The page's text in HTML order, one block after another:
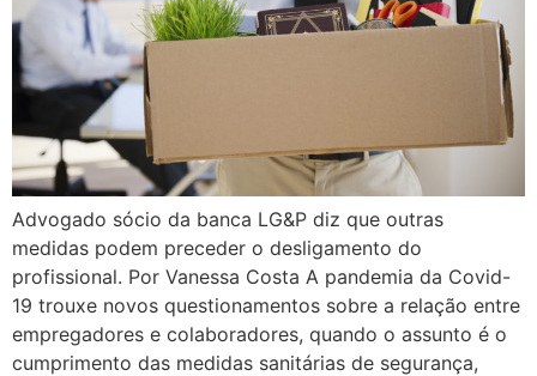
Advogado sócio da banca LG&P diz que outras
medidas podem preceder o desligamento do
profissional. Por Vanessa Costa A pandemia da Covid-
19 trouxe novos questionamentos sobre a relação entre
empregadores e colaboradores, quando o assunto é o
cumprimento das medidas sanitárias de segurança,